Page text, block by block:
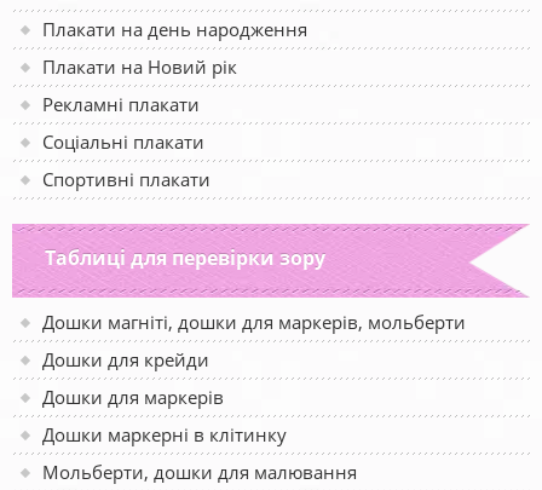
Плакати на день народження
Плакати на Новий рік
Рекламні плакати
Соціальні плакати
Спортивні плакати
Таблиці для перевірки зору
Дошки магніті, дошки для маркерів, мольберти
Дошки для крейди
Дошки для маркерів
Дошки маркерні в клітинку
Мольберти, дошки для малювання